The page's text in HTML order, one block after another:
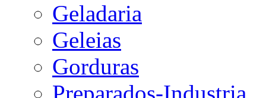
Geladaria
Geleias
Gorduras